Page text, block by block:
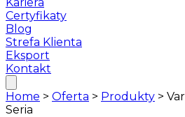
Certyfikaty
Blog
Strefa Klienta
Eksport
Kontakt
Home > Oferta > Produkty >
Seria